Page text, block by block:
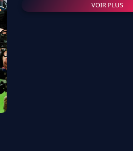
VOIR PLUS